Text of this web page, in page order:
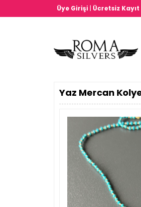
Üye Girişi | Ücretsiz Kayıt
Yaz Mercan